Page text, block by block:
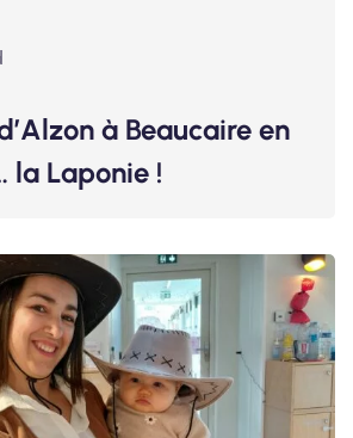
à Beaucaire en
la Laponie !